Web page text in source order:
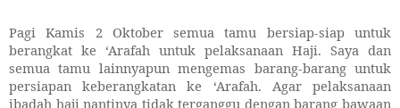
Pagi Kamis 2 Oktober semua tamu bersiap-siap untuk
berangkat ke ‘Arafah untuk pelaksanaan Haji. Saya dan
semua tamu lainnyapun mengemas barang-barang untuk
persiapan keberangkatan ke ‘Arafah. Agar pelaksanaan
ibadah haji nantinya tidak terganggu dengan barang bawaan